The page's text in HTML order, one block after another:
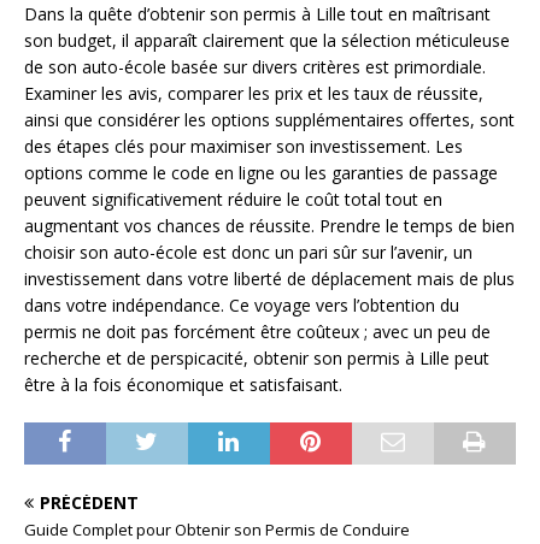
Dans la quête d’obtenir son permis à Lille tout en maîtrisant
son budget, il apparaît clairement que la sélection méticuleuse
de son auto-école basée sur divers critères est primordiale.
Examiner les avis, comparer les prix et les taux de réussite,
ainsi que considérer les options supplémentaires offertes, sont
des étapes clés pour maximiser son investissement. Les
options comme le code en ligne ou les garanties de passage
peuvent significativement réduire le coût total tout en
augmentant vos chances de réussite. Prendre le temps de bien
choisir son auto-école est donc un pari sûr sur l’avenir, un
investissement dans votre liberté de déplacement mais de plus
dans votre indépendance. Ce voyage vers l’obtention du
permis ne doit pas forcément être coûteux ; avec un peu de
recherche et de perspicacité, obtenir son permis à Lille peut
être à la fois économique et satisfaisant.
PRÉCÉDENT
Guide Complet pour Obtenir son Permis de Conduire